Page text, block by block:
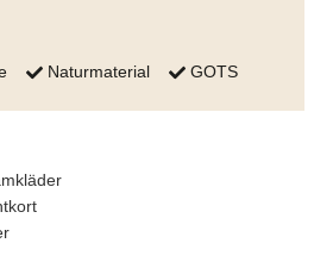
Naturmaterial
GOTS